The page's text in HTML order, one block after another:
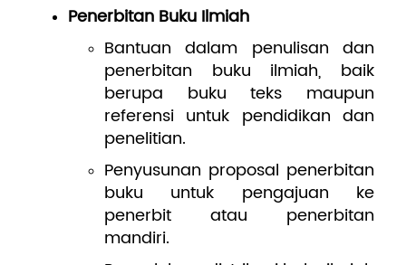
Penerbitan Buku Ilmiah
Bantuan dalam penulisan dan
penerbitan buku ilmiah, baik
berupa buku teks maupun
referensi untuk pendidikan dan
penelitian.
Penyusunan proposal penerbitan
buku untuk pengajuan ke
penerbit atau penerbitan
mandiri.